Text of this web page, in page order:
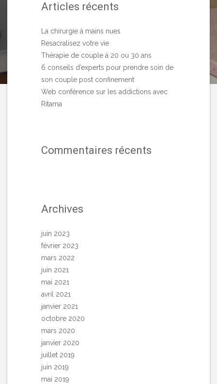
Articles récents
La chirurgie à mains nues
Resacralisez votre vie
Thérapie de couple à 20 ou 30 ans
6 conseils d’experts pour prendre soin de
son couple post confinement
Web conférence sur les addictions avec
Ritama
Commentaires récents
Archives
juin 2023
février 2023
mars 2022
juin 2021
mai 2021
avril 2021
janvier 2021
octobre 2020
mars 2020
janvier 2020
juillet 2019
juin 2019
mai 2019